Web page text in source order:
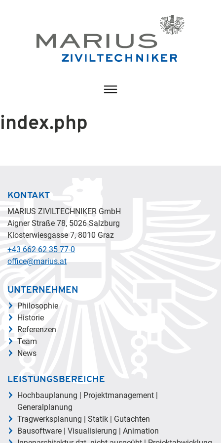
index.php
KONTAKT
MARIUS ZIVILTECHNIKER GmbH
Aigner Straße 78, 5026 Salzburg
Klosterwiesgasse 7, 8010 Graz
+43 662 62 35 77-0
office@marius.at
UNTERNEHMEN
Philosophie
Historie
Referenzen
Team
News
LEISTUNGSBEREICHE
Hochbauplanung | Projektmanagement |
Generalplanung
Tragwerksplanung | Statik | Gutachten
Bausoftware | Visualisierung | Animation